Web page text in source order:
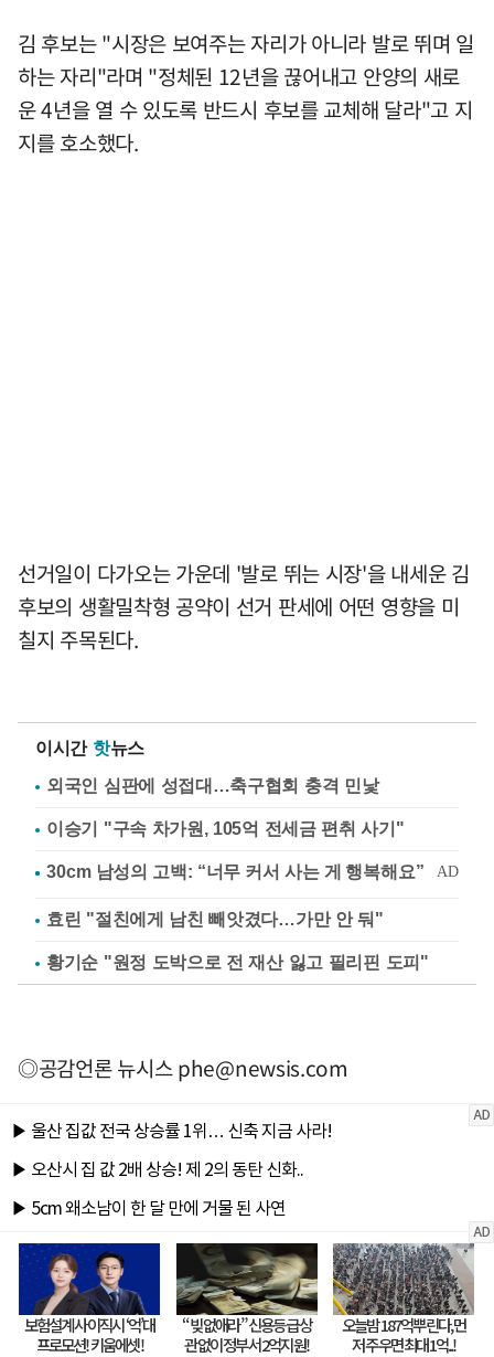
김 후보는 "시장은 보여주는 자리가 아니라 발로 뛰며 일
하는 자리"라며 "정체된 12년을 끊어내고 안양의 새로
운 4년을 열 수 있도록 반드시 후보를 교체해 달라"고 지
지를 호소했다.
선거일이 다가오는 가운데 '발로 뛰는 시장'을 내세운 김
후보의 생활밀착형 공약이 선거 판세에 어떤 영향을 미
칠지 주목된다.
이시간 핫뉴스
외국인 심판에 성접대…축구협회 충격 민낯
이승기 "구속 차가원, 105억 전세금 편취 사기"
효린 "절친에게 남친 빼앗겼다…가만 안 둬"
황기순 "원정 도박으로 전 재산 잃고 필리핀 도피"
◎공감언론 뉴시스phe@newsis.com